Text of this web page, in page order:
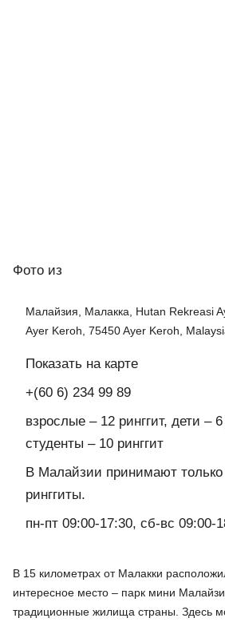
Фото из
Малайзия, Малакка, Hutan Rekreasi
Ayer Keroh, 75450 Ayer Keroh,
Показать на карте
+(60 6) 234 99 89
взрослые – 12 ринггит, дети – 6
студенты – 10 ринггит
В Малайзии принимают
ринггиты.
пн-пт 09:00-17:30, сб-вс 09:00-
В 15 километрах от Малакки
интересное место – парк мини
традиционные жилища страны. Здесь